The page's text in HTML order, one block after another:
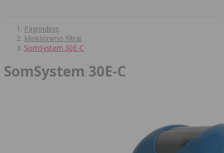
Pagrindinis
Minkštinimo filtrai
SomSystem 30E-C
SomSystem 30E-C